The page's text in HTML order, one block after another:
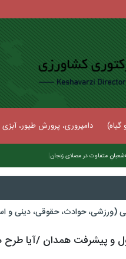
دامپروری، پرورش طیور، آبزی
(ورزشی، حوادث، حقوقی، دینی و
و پیشرفت همدان /آیا